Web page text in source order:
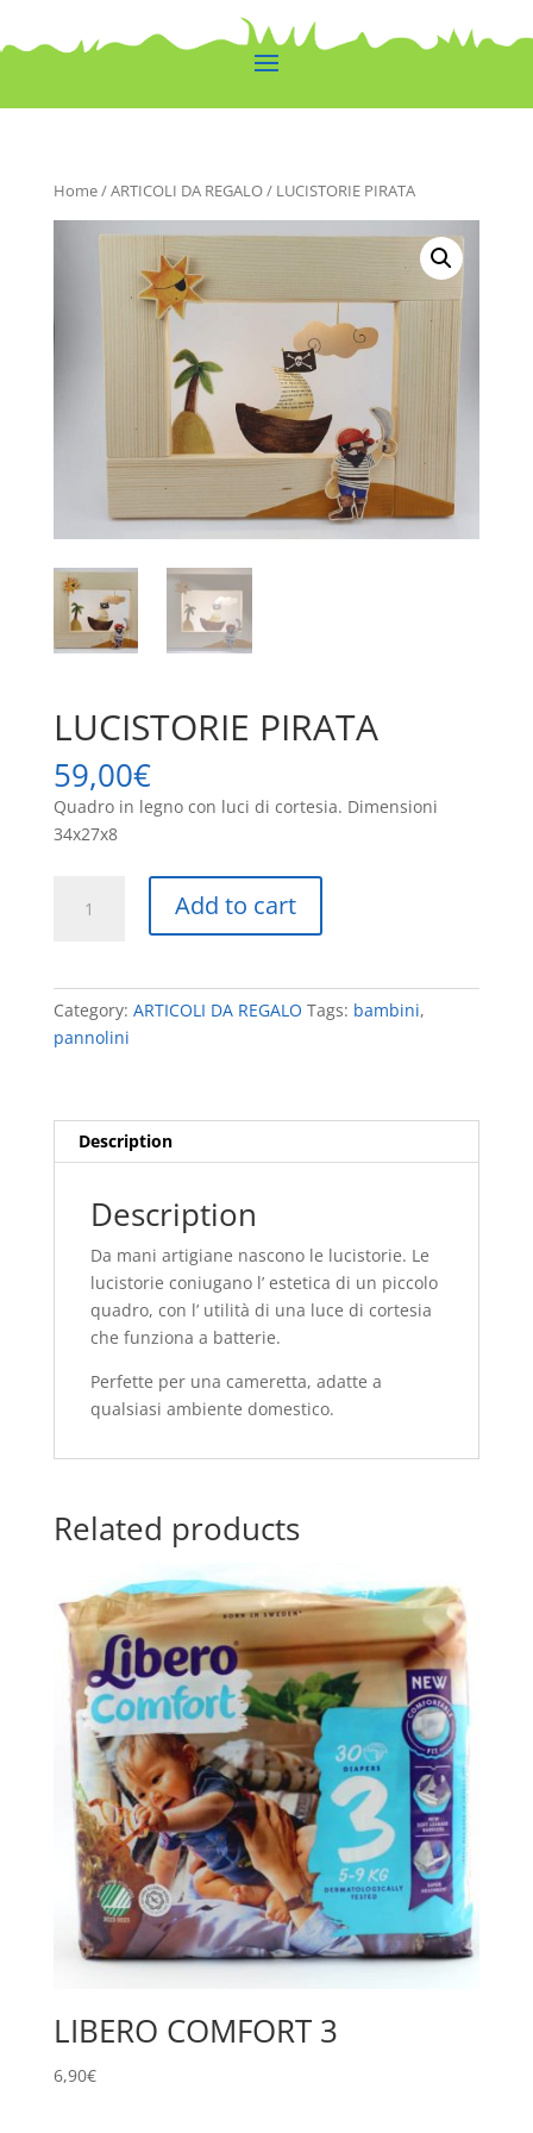
Home/ARTICOLI DA REGALO/ LUCISTORIE PIRATA
LUCISTORIE PIRATA
59,00€
Quadro in legno con luci di cortesia. Dimensioni
34x27x8
PIRATA
Add to cart
Category: ARTICOLI DA REGALO Tags: bambini,
pannolini
Description
Description
Da mani artigiane nascono le lucistorie. Le
lucistorie coniugano l’ estetica di un piccolo
quadro, con l’ utilità di una luce di cortesia
che funziona a batterie.
Perfette per una cameretta, adatte a
qualsiasi ambiente domestico.
Related products
LIBERO COMFORT 3
6,90€